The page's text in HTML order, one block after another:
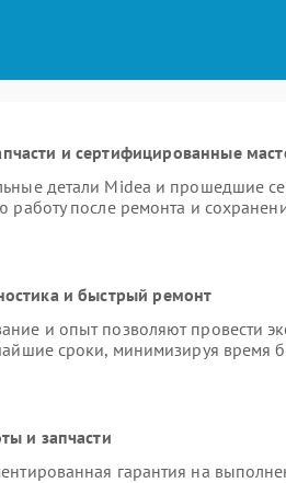
и сертифицированные
детали Midea и прошедшие
работу после ремонта и
и быстрый ремонт
и опыт позволяют провести
сроки, минимизируя время
и запчасти
гарантия на